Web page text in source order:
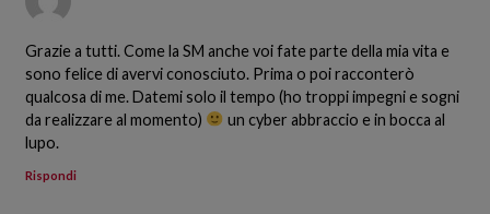
Grazie a tutti. Come la SM anche voi fate parte della mia vita e
sono felice di avervi conosciuto. Prima o poi racconterò
qualcosa di me. Datemi solo il tempo (ho troppi impegni e sogni
da realizzare al momento)
un cyber abbraccio e in bocca al
lupo.
Rispondi